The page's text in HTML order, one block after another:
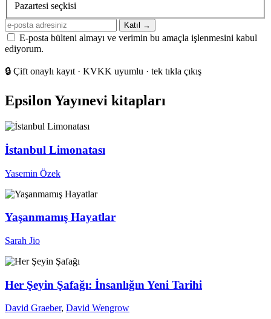
Pazartesi seçkisi
E-
posta
adresiniz
Katıl →
E-posta bülteni almayı ve verimin bu amaçla işlenmesini kabul
ediyorum.
🔒 Çift onaylı kayıt · KVKK uyumlu · tek tıkla çıkış
Epsilon Yayınevi kitapları
İstanbul Limonatası
Yasemin Özek
Yaşanmamış Hayatlar
Sarah Jio
Her Şeyin Şafağı: İnsanlığın Yeni Tarihi
David Graeber, David Wengrow